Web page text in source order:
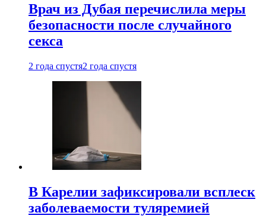
Врач из Дубая перечислила меры
безопасности после случайного
секса
2 года спустя2 года спустя
В Карелии зафиксировали всплеск
заболеваемости туляремией